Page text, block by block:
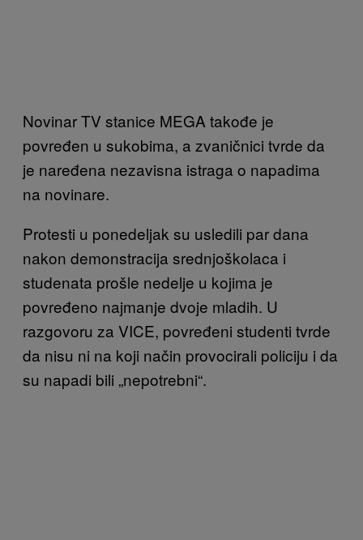
Novinar TV stanice MEGA takođe je
povređen u sukobima, a zvaničnici tvrde da
je naređena nezavisna istraga o napadima
na novinare.
Protesti u ponedeljak su usledili par dana
nakon demonstracija srednjoškolaca i
studenata prošle nedelje u kojima je
povređeno najmanje dvoje mladih. U
razgovoru za VICE, povređeni studenti tvrde
da nisu ni na koji način provocirali policiju i da
su napadi bili „nepotrebni“.